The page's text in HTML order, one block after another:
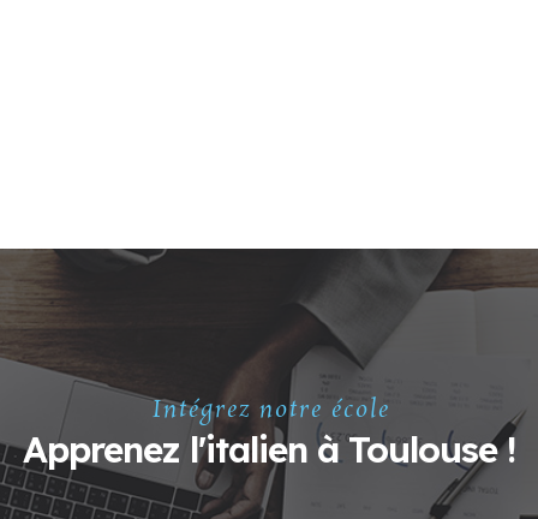
Intégrez notre école
Apprenez l'italien à Toulouse !